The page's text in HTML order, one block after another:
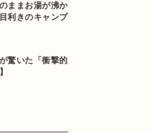
ままお湯が沸か
利きのキャンプ
驚いた「衝撃的